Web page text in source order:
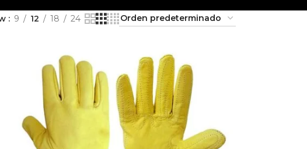
9 12 18 24